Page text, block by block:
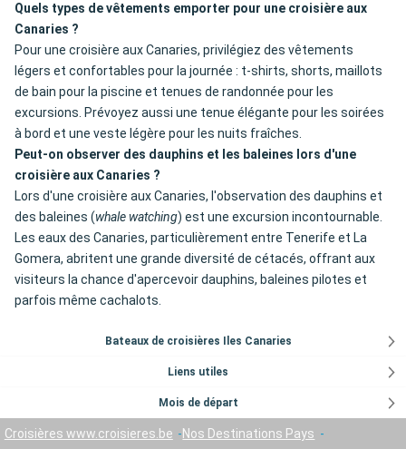
Quels types de vêtements emporter pour une croisière aux
Canaries ?
Pour une croisière aux Canaries, privilégiez des vêtements
légers et confortables pour la journée : t-shirts, shorts, maillots
de bain pour la piscine et tenues de randonnée pour les
excursions. Prévoyez aussi une tenue élégante pour les soirées
à bord et une veste légère pour les nuits fraîches.
Peut-on observer des dauphins et les baleines lors d'une
croisière aux Canaries ?
Lors d'une croisière aux Canaries, l'observation des dauphins et
des baleines (whale watching) est une excursion incontournable.
Les eaux des Canaries, particulièrement entre Tenerife et La
Gomera, abritent une grande diversité de cétacés, offrant aux
visiteurs la chance d'apercevoir dauphins, baleines pilotes et
parfois même cachalots.
Bateaux de croisières Iles Canaries
Liens utiles
Mois de départ
Croisières www.croisieres.be
Nos Destinations Pays